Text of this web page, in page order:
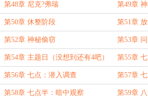
第48章 尼克?弗瑞 第49章
第50章 休整阶段 第51章
第52章 神秘偷窃 第53章
第54章 主题日（没想到还有4吧） 第55章
第56章 七点：潜入调查 第57章
第58章 七点半：暗中观察 第59章